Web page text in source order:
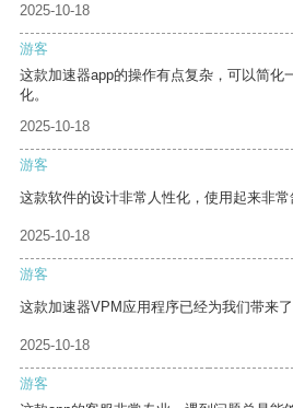
2025-10-18
游客
这款加速器app的操作有点复杂，可以简化
化。
2025-10-18
游客
这款软件的设计非常人性化，使用起来非常
2025-10-18
游客
这款加速器VPM应用程序已经为我们带来
2025-10-18
游客